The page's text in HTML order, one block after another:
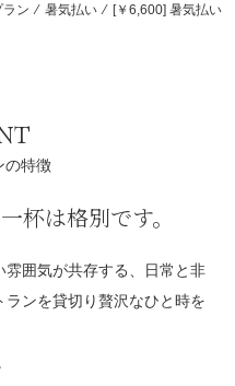
ン ⁄ 暑気払い ⁄ [￥6,600] 暑気払い
の特徴
杯は格別です。
囲気が共存する、日常と非
ンを貸切り贅沢なひと時を